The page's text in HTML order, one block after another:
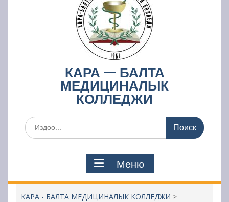
ИШ
КАРА — БАЛТА
МЕДИЦИНАЛЫК
КОЛЛЕДЖИ
Поиск
по:
Меню
КАРА - БАЛТА МЕДИЦИНАЛЫК КОЛЛЕДЖИ >